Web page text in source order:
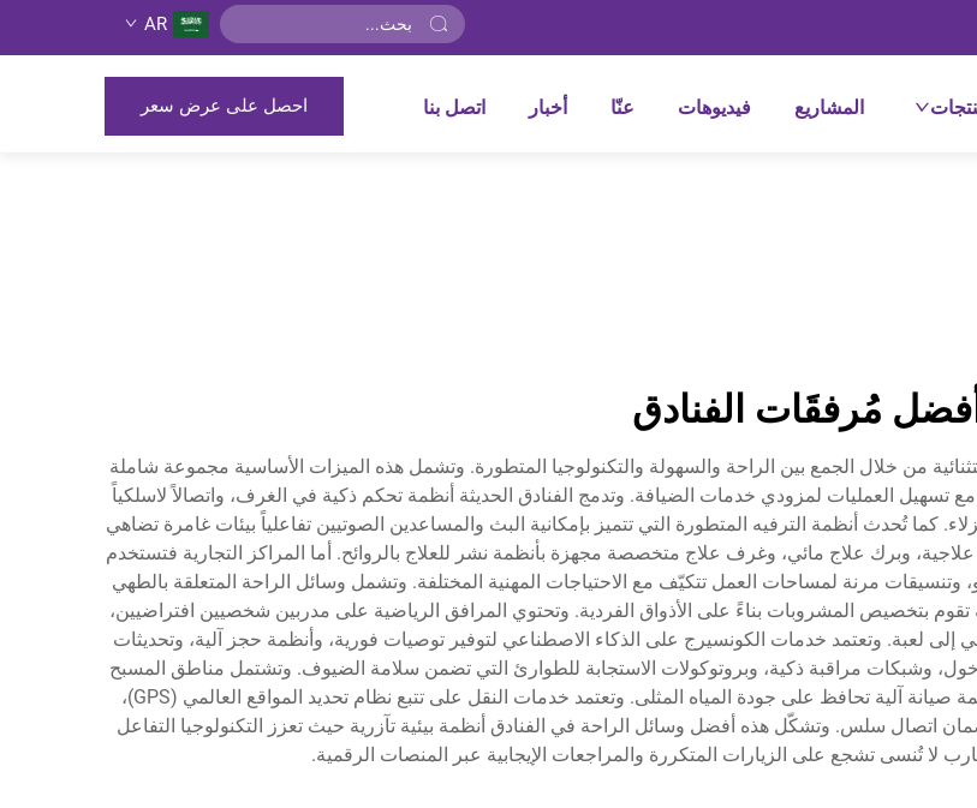
AR
المشاريع فيديوهات عنّا أخبار اتصل بنا احصل على عرض سعر
أفضل مُرفقَات الفنادق
من خلال الجمع بين الراحة والسهولة والتكنولوجيا المتطورة. وتشمل هذه الميزات الأساسية مجموعة شاملة
العمليات لمزودي خدمات الضيافة. وتدمج الفنادق الحديثة أنظمة تحكم ذكية في الغرف، واتصالاً لاسلكياً
كما تُحدث أنظمة الترفيه المتطورة التي تتميز بإمكانية البث والمساعدين الصوتيين تفاعلياً بيئات غامرة تضاهي
وبرك علاج مائي، وغرف علاج متخصصة مجهزة بأنظمة نشر للعلاج بالروائح. أما المراكز التجارية فتستخدم
وتنسيقات مرنة لمساحات العمل تتكيّف مع الاحتياجات المهنية المختلفة. وتشمل وسائل الراحة المتعلقة بالطهي
بتخصيص المشروبات بناءً على الأذواق الفردية. وتحتوي المرافق الرياضية على مدربين شخصيين افتراضيين،
إلى لعبة. وتعتمد خدمات الكونسيرج على الذكاء الاصطناعي لتوفير توصيات فورية، وأنظمة حجز آلية، وتحديثات
وشبكات مراقبة ذكية، وبروتوكولات الاستجابة للطوارئ التي تضمن سلامة الضيوف. وتشتمل مناطق المسبح
على أنظمة صوتية تحت الماء، وتكنولوجيا تنظيم درجة الحرارة، وأنظمة صيانة آلية تحافظ على جودة المياه المثلى. وتعتمد خدمات النقل على تتبع نظام تحديد المواقع العالمي (GPS)،
اتصال سلس. وتشكّل هذه أفضل وسائل الراحة في الفنادق أنظمة بيئية تآزرية حيث تعزز التكنولوجيا التفاعل
لا تُنسى تشجع على الزيارات المتكررة والمراجعات الإيجابية عبر المنصات الرقمية.